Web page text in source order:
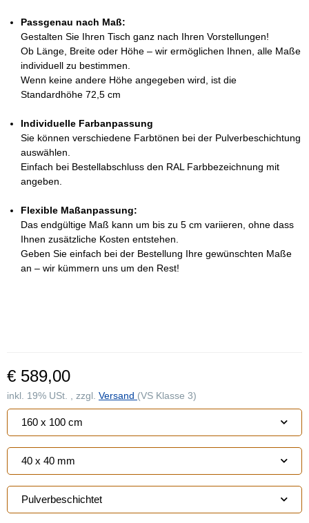
Passgenau nach Maß:
Gestalten Sie Ihren Tisch ganz nach Ihren Vorstellungen!
Ob Länge, Breite oder Höhe – wir ermöglichen Ihnen, alle Maße
individuell zu bestimmen.
Wenn keine andere Höhe angegeben wird, ist die
Standardhöhe 72,5 cm
Individuelle Farbanpassung
Sie können verschiedene Farbtönen bei der Pulverbeschichtung
auswählen.
Einfach bei Bestellabschluss den RAL Farbbezeichnung mit
angeben.
Flexible Maßanpassung:
Das endgültige Maß kann um bis zu 5 cm variieren, ohne dass
Ihnen zusätzliche Kosten entstehen.
Geben Sie einfach bei der Bestellung Ihre gewünschten Maße
an – wir kümmern uns um den Rest!
€ 589,00
inkl. 19% USt. , zzgl. Versand (VS Klasse 3)
160 x 100 cm
40 x 40 mm
Pulverbeschichtet